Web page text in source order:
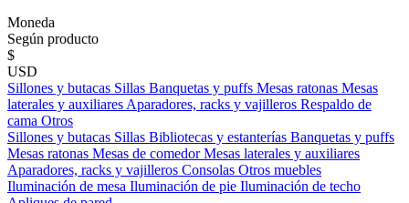
Moneda
Según producto
$
USD
Sillones y butacas Sillas Banquetas y puffs Mesas ratonas Mesas
laterales y auxiliares Aparadores, racks y vajilleros Respaldo de
cama Otros
Sillones y butacas Sillas Bibliotecas y estanterías Banquetas y puffs
Mesas ratonas Mesas de comedorMesas laterales y auxiliares
Aparadores, racks y vajilleros Consolas Otros muebles
Iluminación de mesa Iluminación de pie Iluminación de techo